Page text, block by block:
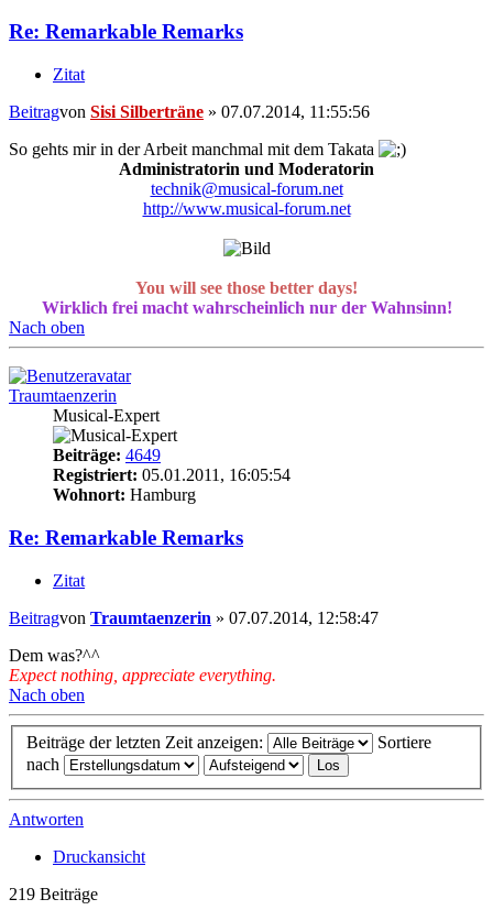
Re: Remarkable Remarks
Zitat
Beitragvon Sisi Silberträne » 07.07.2014, 11:55:56
So gehts mir in der Arbeit manchmal mit dem Takata
Administratorin und Moderatorin
technik@musical-forum.net
http://www.musical-forum.net
You will see those better days!
Wirklich frei macht wahrscheinlich nur der Wahnsinn!
Nach oben
Traumtaenzerin
Musical-Expert
Beiträge: 4649
Registriert: 05.01.2011, 16:05:54
Wohnort: Hamburg
Re: Remarkable Remarks
Zitat
Beitragvon Traumtaenzerin » 07.07.2014, 12:58:47
Dem was?^^
Expect nothing, appreciate everything.
Nach oben
Beiträge der letzten Zeit anzeigen:
Sortiere
nach
Antworten
Druckansicht
219 Beiträge